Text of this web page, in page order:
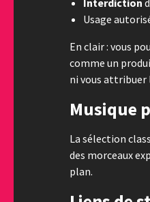
Usage
En clair : vous
comme un
ni vous attribuer
Musique
La sélection
des morceaux
plan.